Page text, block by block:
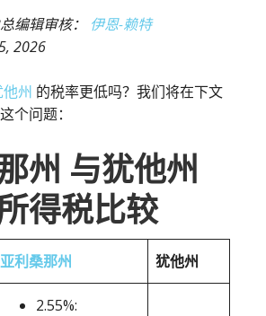
编辑审核： 伊恩-赖特
2026
他州 的税率更低吗？我们将在下文
个问题：
州 与犹他州
得税比较
亚利桑那州 犹他州
2.55%: